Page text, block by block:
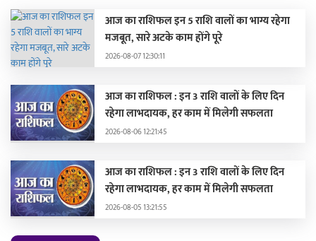
आज का राशिफल इन 5 राशि वालों का भाग्य रहेगा
मजबूत, सारे अटके काम होंगे पूरे
2026-08-07 12:30:11
आज का राशिफल : इन 3 राशि वालों के लिए दिन
रहेगा लाभदायक, हर काम में मिलेगी सफलता
2026-08-06 12:21:45
आज का राशिफल : इन 3 राशि वालों के लिए दिन
रहेगा लाभदायक, हर काम में मिलेगी सफलता
2026-08-05 13:21:55